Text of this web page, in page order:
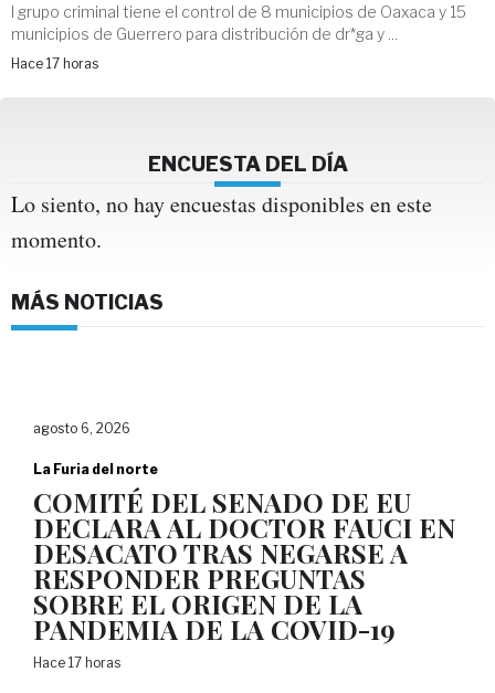
l grupo criminal tiene el control de 8 municipios de Oaxaca y 15
municipios de Guerrero para distribución de dr*ga y ...
Hace 17 horas
ENCUESTA DEL DÍA
Lo siento, no hay encuestas disponibles en este
momento.
MÁS NOTICIAS
agosto 6, 2026
La Furia del norte
COMITÉ DEL SENADO DE EU
DECLARA AL DOCTOR FAUCI EN
DESACATO TRAS NEGARSE A
RESPONDER PREGUNTAS
SOBRE EL ORIGEN DE LA
PANDEMIA DE LA COVID-19
Hace 17 horas